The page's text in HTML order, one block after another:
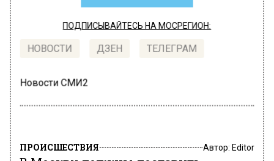
ПОДПИСЫВАЙТЕСЬ НА МОСРЕГИОН:
НОВОСТИ ДЗЕН ТЕЛЕГРАМ
Новости СМИ2
ПРОИСШЕСТВИЯ Автор: Editor